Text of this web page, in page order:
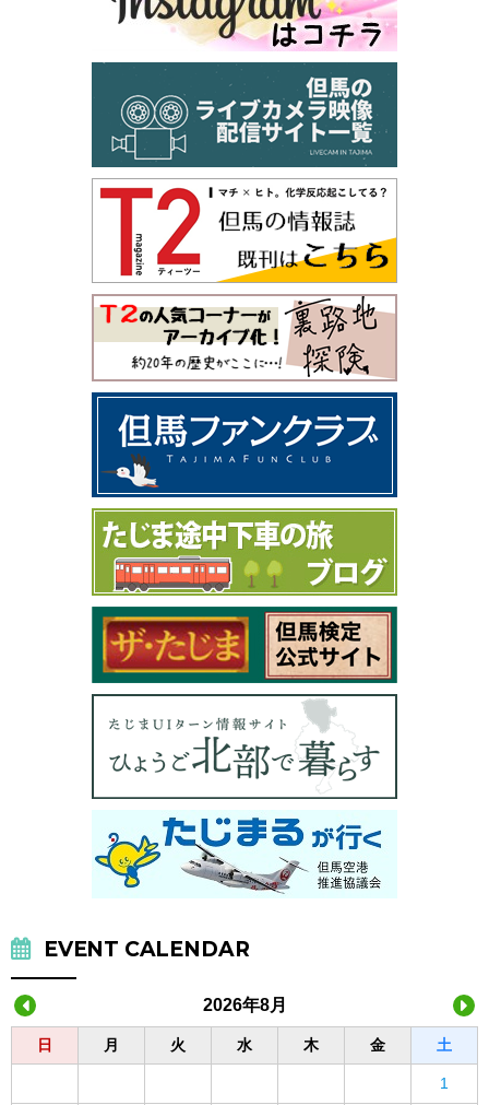
EVENT CALENDAR
2026年8月
日 月 火 水 木 金 土
1